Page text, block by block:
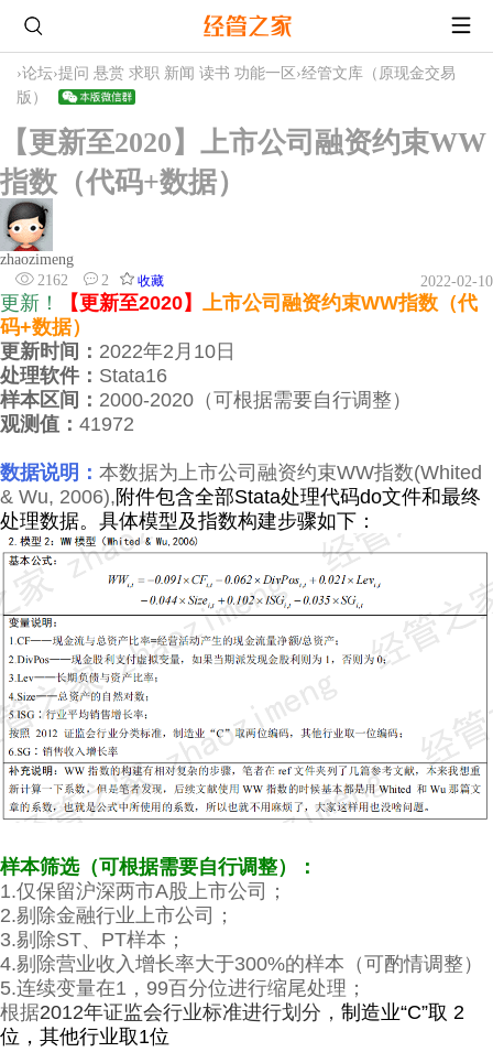
›论坛›提问 悬赏 求职 新闻 读书 功能一区 ›经管文库（原现金交易
版）
【更新至2020】上市公司融资约束WW
指数（代码+数据）
zhaozimeng
2162
2 收藏 2022-02-10
更新！ 【更新至2020】 上市公司融资约束WW指数（代
码+数据）
更新时间： 2022年2月10日
处理软件： Stata16
样本区间： 2000-2020（可根据需要自行调整）
观测值： 41972
数据说明： 本数据为上市公司融资约束WW指数(Whited
& Wu, 2006),附件包含全部Stata处理代码do文件和最终
处理数据。 具体模型及指数构建步骤如下：
样本筛选（可根据需要自行调整）：
1.仅保留沪深两市A股上市公司；
2.剔除金融行业上市公司；
3.剔除ST、PT样本；
4.剔除营业收入增长率大于300%的样本（可酌情调整）
5.连续变量在1，99百分位进行缩尾处理；
根据2012年证监会行业标准进行划分， 制造业“C”取 2
位，其他行业取1位